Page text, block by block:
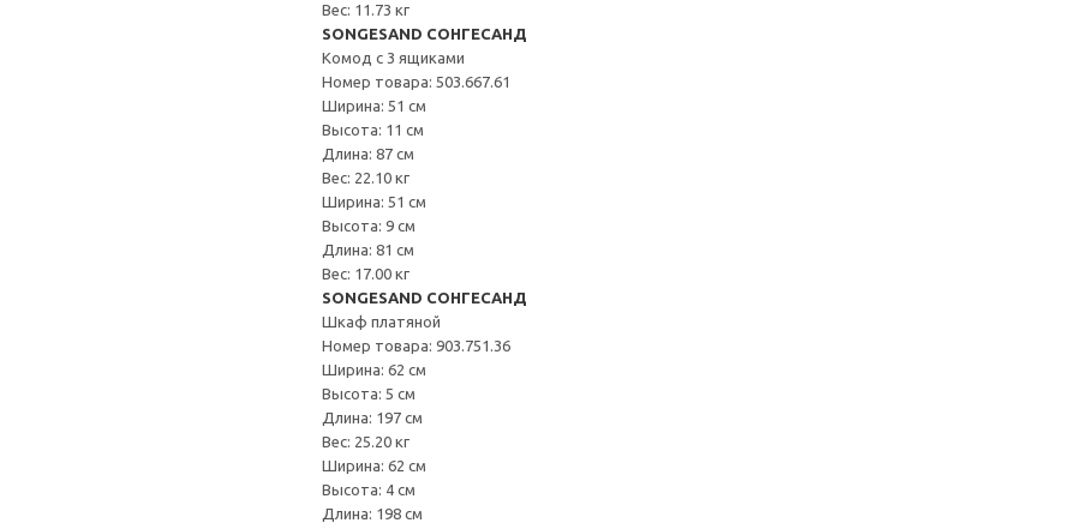
Вес: 11.73 кг
SONGESAND СОНГЕСАНД
Комод с 3 ящиками
Номер товара: 503.667.61
Ширина: 51 см
Высота: 11 см
Длина: 87 см
Вес: 22.10 кг
Ширина: 51 см
Высота: 9 см
Длина: 81 см
Вес: 17.00 кг
SONGESAND СОНГЕСАНД
Шкаф платяной
Номер товара: 903.751.36
Ширина: 62 см
Высота: 5 см
Длина: 197 см
Вес: 25.20 кг
Ширина: 62 см
Высота: 4 см
Длина: 198 см